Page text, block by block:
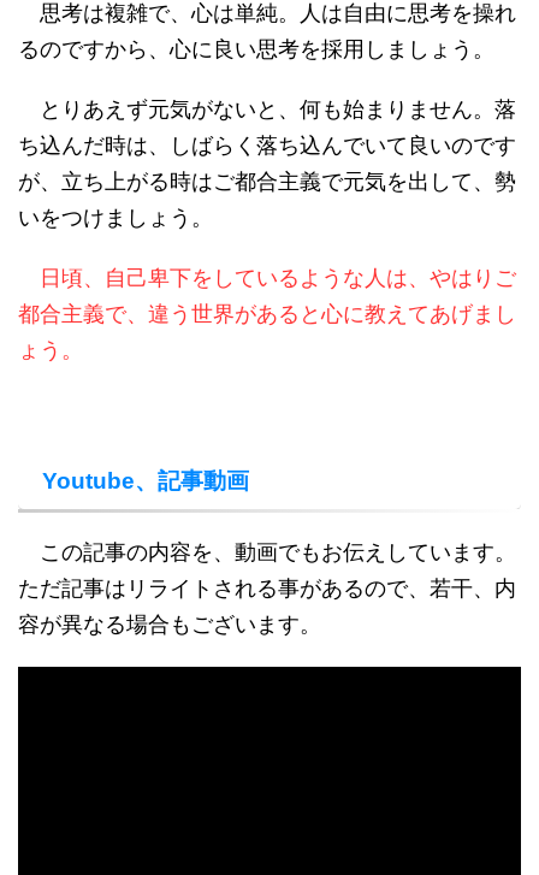
思考は複雑で、心は単純。人は自由に思考を操れ
るのですから、心に良い思考を採用しましょう。
とりあえず元気がないと、何も始まりません。落
ち込んだ時は、しばらく落ち込んでいて良いのです
が、立ち上がる時はご都合主義で元気を出して、勢
いをつけましょう。
日頃、自己卑下をしているような人は、やはりご
都合主義で、違う世界があると心に教えてあげまし
ょう。
Youtube、記事動画
この記事の内容を、動画でもお伝えしています。
ただ記事はリライトされる事があるので、若干、内
容が異なる場合もございます。